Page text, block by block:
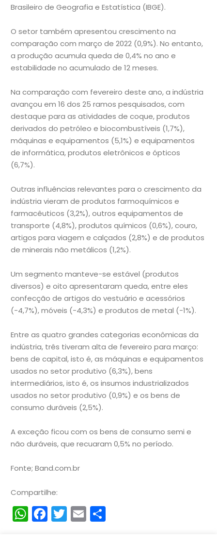
Brasileiro de Geografia e Estatística (IBGE).
O setor também apresentou crescimento na
comparação com março de 2022 (0,9%). No entanto,
a produção acumula queda de 0,4% no ano e
estabilidade no acumulado de 12 meses.
Na comparação com fevereiro deste ano, a indústria
avançou em 16 dos 25 ramos pesquisados, com
destaque para as atividades de coque, produtos
derivados do petróleo e biocombustíveis (1,7%),
máquinas e equipamentos (5,1%) e equipamentos
de informática, produtos eletrônicos e ópticos
(6,7%).
Outras influências relevantes para o crescimento da
indústria vieram de produtos farmoquímicos e
farmacêuticos (3,2%), outros equipamentos de
transporte (4,8%), produtos químicos (0,6%), couro,
artigos para viagem e calçados (2,8%) e de produtos
de minerais não metálicos (1,2%).
Um segmento manteve-se estável (produtos
diversos) e oito apresentaram queda, entre eles
confecção de artigos do vestuário e acessórios
(-4,7%), móveis (-4,3%) e produtos de metal (-1%).
Entre as quatro grandes categorias econômicas da
indústria, três tiveram alta de fevereiro para março:
bens de capital, isto é, as máquinas e equipamentos
usados no setor produtivo (6,3%), bens
intermediários, isto é, os insumos industrializados
usados no setor produtivo (0,9%) e os bens de
consumo duráveis (2,5%).
A exceção ficou com os bens de consumo semi e
não duráveis, que recuaram 0,5% no período.
Fonte; Band.com.br
Compartilhe:
WhatsApp
Facebook
Twitter
Email